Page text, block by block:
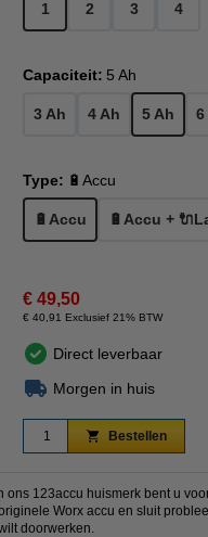
1 2 3 4
Capaciteit: 5 Ah
3 Ah 4 Ah 5 Ah 6
Type: 🔋Accu
🔋Accu 🔋Accu +
€ 49,50
€ 40,91 Exclusief 21% BTW
Direct leverbaar
Morgen in huis
Bestellen
ons 123accu huismerk bent u
Worx accu en sluit
doorwerken.